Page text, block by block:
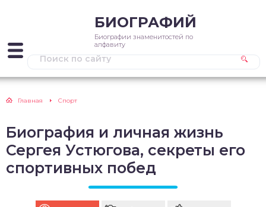
БИОГРАФИЙ
Биографии знаменитостей по
алфавиту
Главная Спорт
Биография и личная жизнь
Сергея Устюгова, секреты его
спортивных побед